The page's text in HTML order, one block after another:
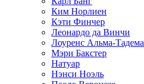
Ким Норлиен
Кэти Финчер
Леонардо да Винчи
Лоуренс Альма-Тадема
Мэри Бакстер
Натуар
Нэнси Ноэль